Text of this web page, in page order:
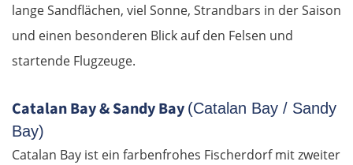
lange Sandflächen, viel Sonne, Strandbars in der Saison
und einen besonderen Blick auf den Felsen und
startende Flugzeuge.
Catalan Bay & Sandy Bay (Catalan Bay / Sandy
Bay)
Catalan Bay ist ein farbenfrohes Fischerdorf mit zweiter
Prag
Beroun
Pilsen